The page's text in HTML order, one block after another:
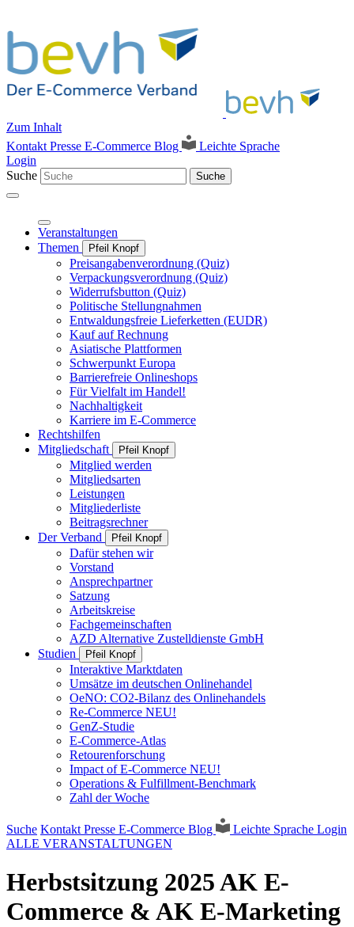
Zum Inhalt
Kontakt Presse E-Commerce Blog
Leichte Sprache
Login
Suche
Suche
Veranstaltungen
Themen
Pfeil Knopf
Preisangabenverordnung (Quiz)
Verpackungsverordnung (Quiz)
Widerrufsbutton (Quiz)
Politische Stellungnahmen
Entwaldungsfreie Lieferketten (EUDR)
Kauf auf Rechnung
Asiatische Plattformen
Schwerpunkt Europa
Barrierefreie Onlineshops
Für Vielfalt im Handel!
Nachhaltigkeit
Karriere im E-Commerce
Rechtshilfen
Mitgliedschaft
Pfeil Knopf
Mitglied werden
Mitgliedsarten
Leistungen
Mitgliederliste
Beitragsrechner
Der Verband
Pfeil Knopf
Dafür stehen wir
Vorstand
Ansprechpartner
Satzung
Arbeitskreise
Fachgemeinschaften
AZD Alternative Zustelldienste GmbH
Studien
Pfeil Knopf
Interaktive Marktdaten
Umsätze im deutschen Onlinehandel
OeNO: CO2-Bilanz des Onlinehandels
Re-Commerce NEU!
GenZ-Studie
E-Commerce-Atlas
Retourenforschung
Impact of E-Commerce NEU!
Operations & Fulfillment-Benchmark
Zahl der Woche
Suche Kontakt Presse E-Commerce Blog Leichte Sprache Login
ALLE VERANSTALTUNGEN
Herbstsitzung 2025 AK E-
Commerce & AK E-Marketing